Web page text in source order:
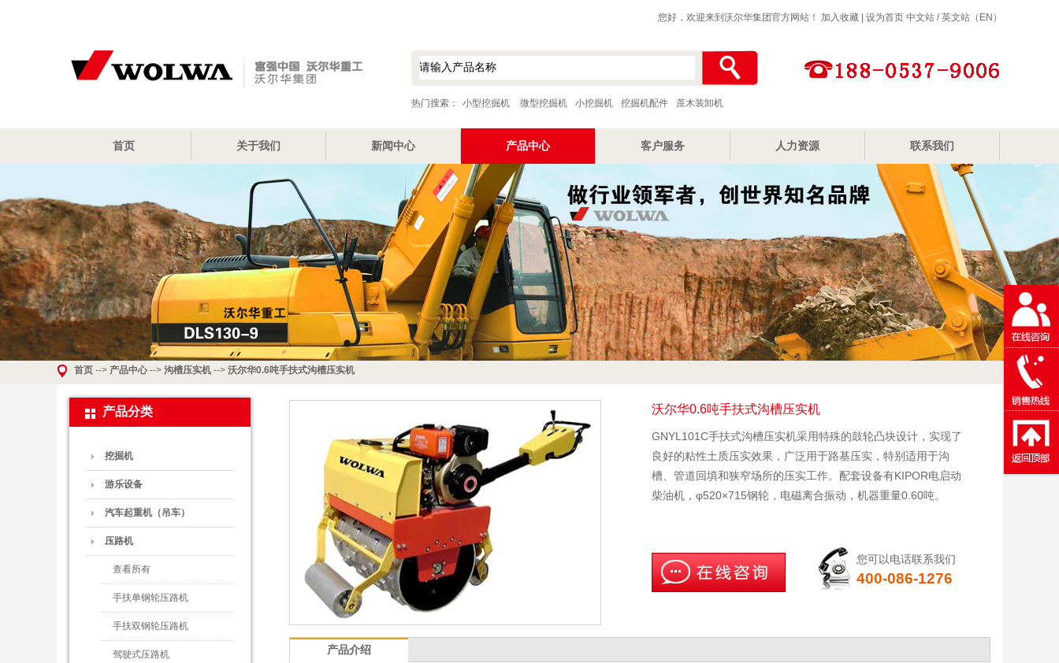
您好，欢迎来到沃尔华集团官方网站！ 加入收藏 设为首页 中文站 /英文站（EN）
热门搜索： 小型挖掘机 微型挖掘机 小挖掘机 挖掘机配件 蔗木装卸机
首页 关于我们 新闻中心 产品中心 客户服务 人力资源 联系我们
首页 --> 产品中心 --> 沟槽压实机 --> 沃尔华0.6吨手扶式沟槽压实机
产品分类
挖掘机
游乐设备
汽车起重机（吊车）
压路机
查看所有
手扶单钢轮压路机
手扶双钢轮压路机
驾驶式压路机
沃尔华0.6吨手扶式沟槽压实机
GNYL101C手扶式沟槽压实机采用特殊的鼓轮凸块设计，实现了
良好的粘性土质压实效果，广泛用于路基压实，特别适用于沟
槽、管道回填和狭窄场所的压实工作。配套设备有KIPOR电启动
柴油机，φ520×715钢轮，电磁离合振动，机器重量0.60吨。
您可以电话联系我们
400-086-1276
产品介绍